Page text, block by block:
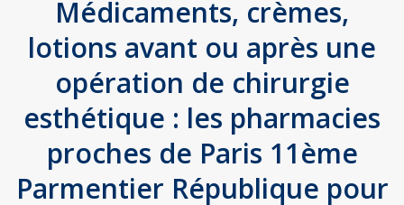
Médicaments, crèmes,
lotions avant ou après une
opération de chirurgie
esthétique : les pharmacies
proches de Paris 11ème
Parmentier République pour